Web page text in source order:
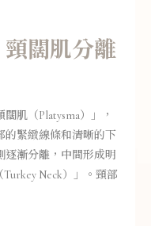
闊肌分離
肌（Platysma）」，
的緊緻線條和清晰的下
逐漸分離，中間形成明
Neck）」。頸部